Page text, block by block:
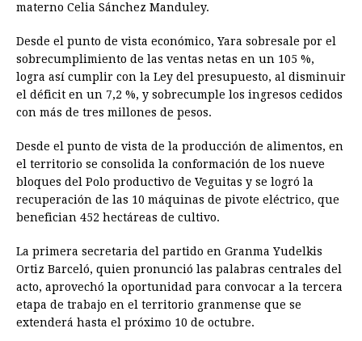
materno Celia Sánchez Manduley.
Desde el punto de vista económico, Yara sobresale por el
sobrecumplimiento de las ventas netas en un 105 %,
logra así cumplir con la Ley del presupuesto, al disminuir
el déficit en un 7,2 %, y sobrecumple los ingresos cedidos
con más de tres millones de pesos.
Desde el punto de vista de la producción de alimentos, en
el territorio se consolida la conformación de los nueve
bloques del Polo productivo de Veguitas y se logró la
recuperación de las 10 máquinas de pivote eléctrico, que
benefician 452 hectáreas de cultivo.
La primera secretaria del partido en Granma Yudelkis
Ortiz Barceló, quien pronunció las palabras centrales del
acto, aprovechó la oportunidad para convocar a la tercera
etapa de trabajo en el territorio granmense que se
extenderá hasta el próximo 10 de octubre.